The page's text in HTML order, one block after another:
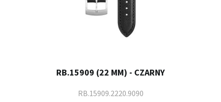
RB.15909 (22 MM) - CZARNY
RB.15909.2220.9090